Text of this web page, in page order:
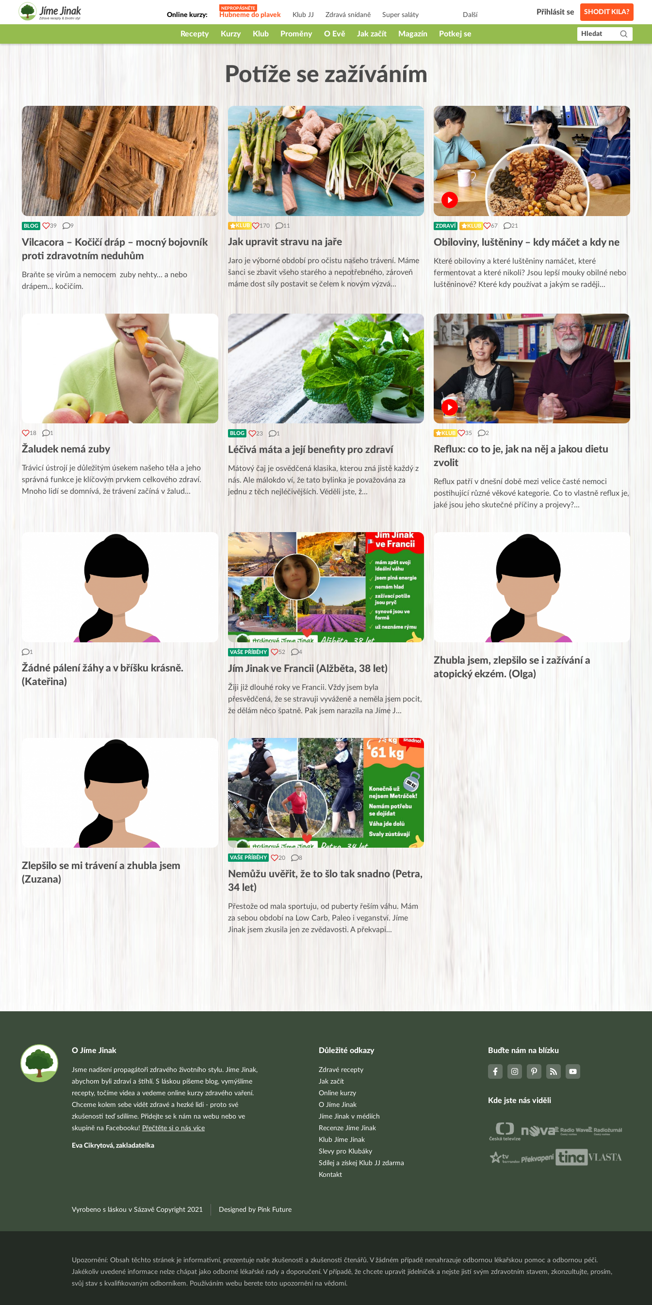
Online kurzy: Hubneme do plavek Klub JJ Zdravá snídaně Super saláty
Jak na babičky
Další Přihlásit se SHODIT KILA?
Recepty Kurzy Klub Proměny O Evě Jak začít Magazín Potkej se Hledat
Potíže se zažíváním
BLOG 39 9
Vilcacora – Kočičí dráp – mocný bojovník
proti zdravotním neduhům
Braňte se virům a nemocem zuby nehty… a nebo
drápem… kočičím.
KLUB 170 11
Jak upravit stravu na jaře
Jaro je výborné období pro očistu našeho trávení. Máme
šanci se zbavit všeho starého a nepotřebného, zároveň
máme dost síly postavit se čelem k novým výzvá...
ZDRAVÍ KLUB 67 21
Obiloviny, luštěniny – kdy máčet a kdy ne
Které obiloviny a které luštěniny namáčet, které
fermentovat a které nikoli? Jsou lepší mouky obilné nebo
luštěninové? Které kdy používat a jakým se raději...
18 1
Žaludek nemá zuby
Trávicí ústrojí je důležitým úsekem našeho těla a jeho
správná funkce je klíčovým prvkem celkového zdraví.
Mnoho lidí se domnívá, že trávení začíná v žalud...
BLOG 23 1
Léčivá máta a její benefity pro zdraví
Mátový čaj je osvědčená klasika, kterou zná jistě každý z
nás. Ale málokdo ví, že tato bylinka je považována za
jednu z těch nejléčivějších. Věděli jste, ž...
KLUB 35 2
Reflux: co to je, jak na něj a jakou dietu
zvolit
Reflux patří v dnešní době mezi velice časté nemoci
postihující různé věkové kategorie. Co to vlastně reflux je,
jaké jsou jeho skutečné příčiny a projevy?...
1
Žádné pálení žáhy a v bříšku krásně.
(Kateřina)
VAŠE PŘÍBĚHY 52 4
Jím Jinak ve Francii (Alžběta, 38 let)
Žiji již dlouhé roky ve Francii. Vždy jsem byla
přesvědčená, že se stravuji vyváženě a neměla jsem pocit,
že dělám něco špatně. Pak jsem narazila na Jíme J...
Zhubla jsem, zlepšilo se i zažívání a
atopický ekzém. (Olga)
Zlepšilo se mi trávení a zhubla jsem
(Zuzana)
VAŠE PŘÍBĚHY 20 8
Nemůžu uvěřit, že to šlo tak snadno (Petra,
34 let)
Přestože od mala sportuju, od puberty řeším váhu. Mám
za sebou období na Low Carb, Paleo i veganství. Jíme
Jinak jsem zkusila jen ze zvědavosti. A překvapi...
O Jíme Jinak
Jsme nadšení propagátoři zdravého životního stylu. Jíme Jinak,
abychom byli zdraví a štíhlí. S láskou píšeme blog, vymýšlíme
recepty, točíme videa a vedeme online kurzy zdravého vaření.
Chceme kolem sebe vidět zdravé a hezké lidi - proto své
zkušenosti teď sdílíme. Přidejte se k nám na webu nebo ve
skupině na Facebooku! Přečtěte si o nás více
Eva Cikrytová, zakladatelka
Důležité odkazy
Zdravé recepty
Jak začít
Online kurzy
O Jíme Jinak
Jíme Jinak v médiích
Recenze Jíme Jinak
Klub Jíme Jinak
Slevy pro Klubáky
Sdílej a získej Klub JJ zdarma
Kontakt
Buďte nám na blízku
Kde jste nás viděli
Vyrobeno s láskou v Sázavě Copyright 2021 Designed by Pink Future
Upozornění: Obsah těchto stránek je informativní, prezentuje naše zkušenosti a zkušenosti čtenářů. V žádném případě nenahrazuje odbornou lékařskou pomoc a odbornou péči.
Jakékoliv uvedené informace nelze chápat jako odborné lékařské rady a doporučení. V případě, že chcete upravit jídelníček a nejste jistí svým zdravotním stavem, zkonzultujte, prosím,
svůj stav s kvalifikovaným odborníkem. Používáním webu berete toto upozornění na vědomí.